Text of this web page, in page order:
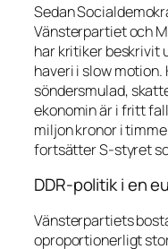
Sedan
Vänsterpartiet och
har kritiker beskrivit
haveri i slow
söndersmulad,
ekonomin är i fritt
miljon kronor i
fortsätter S-styret
DDR-politik i en
Vänsterpartiets
oproportionerligt